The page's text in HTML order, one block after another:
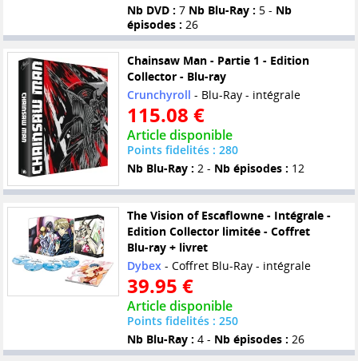
Nb DVD : 7 Nb Blu-Ray : 5 - Nb
épisodes : 26
Chainsaw Man - Partie 1 - Edition
Collector - Blu-ray
Crunchyroll - Blu-Ray - intégrale
115.08 €
Article disponible
Points fidelités : 280
Nb Blu-Ray : 2 - Nb épisodes : 12
The Vision of Escaflowne - Intégrale -
Edition Collector limitée - Coffret
Blu-ray + livret
Dybex - Coffret Blu-Ray - intégrale
39.95 €
Article disponible
Points fidelités : 250
Nb Blu-Ray : 4 - Nb épisodes : 26